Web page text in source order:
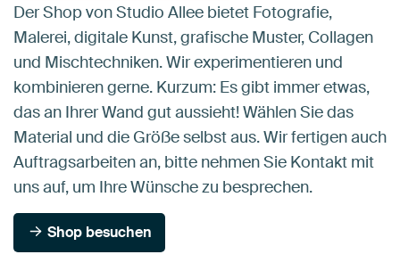
Der Shop von Studio Allee bietet Fotografie,
Malerei, digitale Kunst, grafische Muster, Collagen
und Mischtechniken. Wir experimentieren und
kombinieren gerne. Kurzum: Es gibt immer etwas,
das an Ihrer Wand gut aussieht! Wählen Sie das
Material und die Größe selbst aus. Wir fertigen auch
Auftragsarbeiten an, bitte nehmen Sie Kontakt mit
uns auf, um Ihre Wünsche zu besprechen.
Shop besuchen